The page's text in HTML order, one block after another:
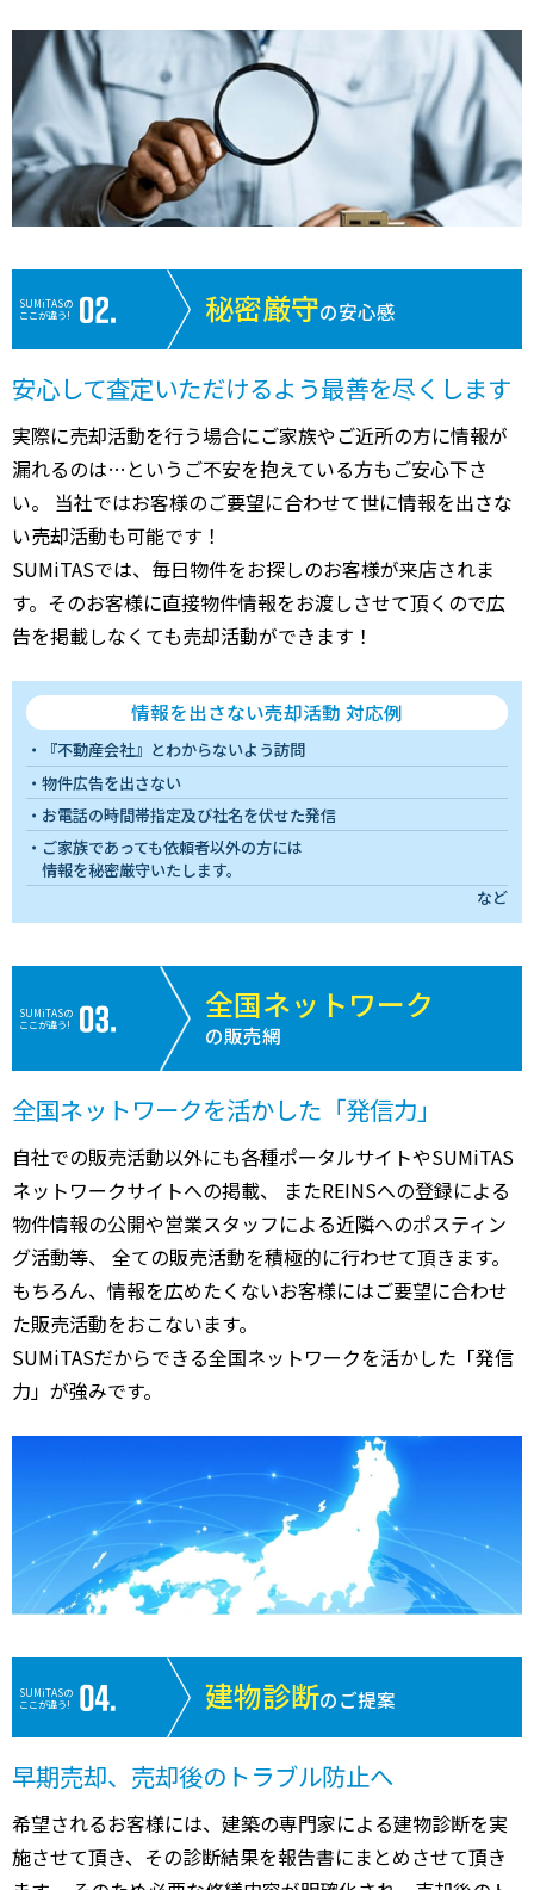
SUMiTASの
ここが違う!
秘密厳守の安心感
安心して査定いただけるよう最善を尽くします
実際に売却活動を行う場合にご家族やご近所の方に情報が
漏れるのは…というご不安を抱えている方もご安心下さ
い。 当社ではお客様のご要望に合わせて世に情報を出さな
い売却活動も可能です！
SUMiTASでは、毎日物件をお探しのお客様が来店されま
す。そのお客様に直接物件情報をお渡しさせて頂くので広
告を掲載しなくても売却活動ができます！
情報を出さない売却活動 対応例
『不動産会社』とわからないよう訪問
物件広告を出さない
お電話の時間帯指定及び社名を伏せた発信
ご家族であっても依頼者以外の方には
情報を秘密厳守いたします。
など
SUMiTASの
ここが違う!
全国ネットワーク
の販売網
全国ネットワークを活かした「発信力」
自社での販売活動以外にも各種ポータルサイトやSUMiTAS
ネットワークサイトへの掲載、 またREINSへの登録による
物件情報の公開や営業スタッフによる近隣へのポスティン
グ活動等、 全ての販売活動を積極的に行わせて頂きます。
もちろん、情報を広めたくないお客様にはご要望に合わせ
た販売活動をおこないます。
SUMiTASだからできる全国ネットワークを活かした「発信
力」が強みです。
SUMiTASの
ここが違う!
建物診断のご提案
早期売却、売却後のトラブル防止へ
希望されるお客様には、建築の専門家による建物診断を実
施させて頂き、その診断結果を報告書にまとめさせて頂き